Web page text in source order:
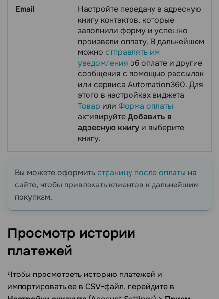
Email
Настройте передачу в адресную
книгу контактов, которые
заполнили форму и успешно
произвели оплату. В дальнейшем
можно отправлять им
уведомления об оплате и другие
сообщения с помощью рассылок
или сервиса Automation360. Для
этого в настройках виджета
Товар или Форма оплаты
активируйтеДобавить в
адресную книгу и выберите
книгу.
Вы можете оформитьстраницу после оплаты на
сайте, чтобы привлекать клиентов к дальнейшим
покупкам.
Просмотр истории
платежей
Чтобы просмотреть историю платежей и
импортировать ее в CSV-файл, перейдите в